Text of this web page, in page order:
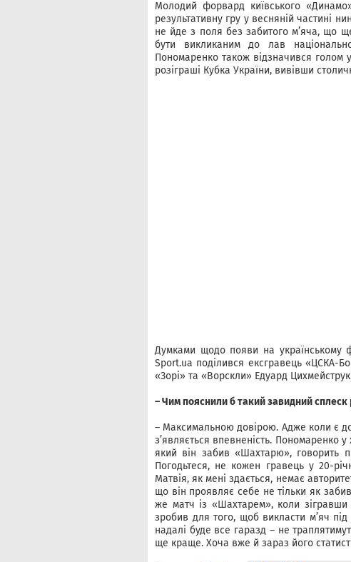
Молодий форвард київського
результативну гру у весняній частині
не йде з поля без забитого м’яча, що
бути викликаним до лав
Пономаренко також відзначився голом
розіграші Кубка України, вивівши
Думками щодо появи на українському
Sport.ua поділився ексгравець «ЦСКА-
«Зорі» та «Ворскли» Едуард
– Чим пояснили б такий завидний
– Максимальною довірою. Адже коли є
з’являється впевненість. Пономаренко
який він забив «Шахтарю», говорить
Погодьтеся, не кожен гравець у 20-
Матвія, як мені здається, немає
що він проявляє себе не тільки як
же матч із «Шахтарем», коли
зробив для того, щоб викласти м’яч
надалі буде все гаразд – не
ще краще. Хоча вже й зараз його